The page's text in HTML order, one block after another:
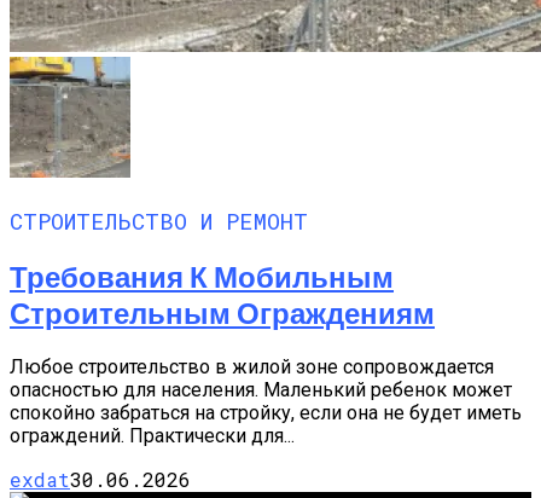
СТРОИТЕЛЬСТВО И РЕМОНТ
Требования К Мобильным
Строительным Ограждениям
Любое строительство в жилой зоне сопровождается
опасностью для населения. Маленький ребенок может
спокойно забраться на стройку, если она не будет иметь
ограждений. Практически для...
exdat30.06.2026